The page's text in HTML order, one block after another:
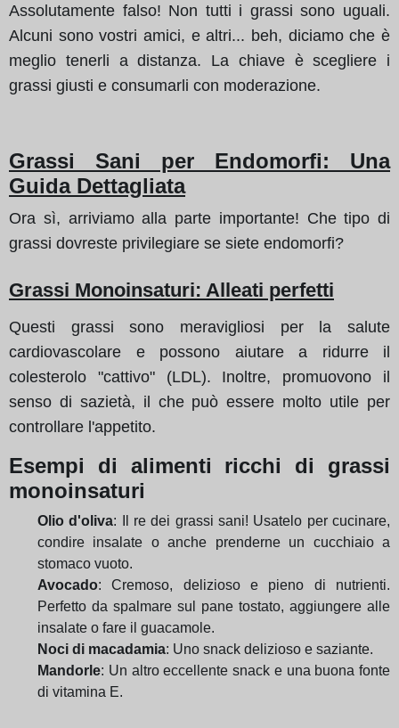
Assolutamente falso! Non tutti i grassi sono uguali.
Alcuni sono vostri amici, e altri... beh, diciamo che è
meglio tenerli a distanza. La chiave è scegliere i
grassi giusti e consumarli con moderazione.
Grassi Sani per Endomorfi: Una
Guida Dettagliata
Ora sì, arriviamo alla parte importante! Che tipo di
grassi dovreste privilegiare se siete endomorfi?
Grassi Monoinsaturi: Alleati perfetti
Questi grassi sono meravigliosi per la salute
cardiovascolare e possono aiutare a ridurre il
colesterolo "cattivo" (LDL). Inoltre, promuovono il
senso di sazietà, il che può essere molto utile per
controllare l'appetito.
Esempi di alimenti ricchi di grassi
monoinsaturi
Olio d'oliva: Il re dei grassi sani! Usatelo per cucinare,
condire insalate o anche prenderne un cucchiaio a
stomaco vuoto.
Avocado: Cremoso, delizioso e pieno di nutrienti.
Perfetto da spalmare sul pane tostato, aggiungere alle
insalate o fare il guacamole.
Noci di macadamia: Uno snack delizioso e saziante.
Mandorle: Un altro eccellente snack e una buona fonte
di vitamina E.